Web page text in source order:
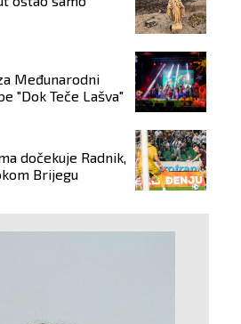
Međunarodni
"Dok Teče Lašva"
dočekuje Radnik,
Brijegu